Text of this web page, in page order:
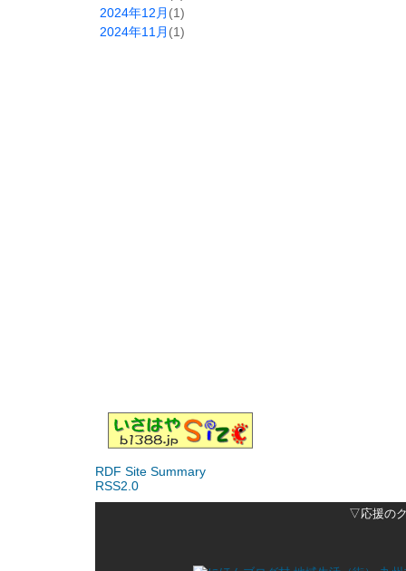
2024年12月 (1)
2024年11月 (1)
RDF Site Summary
RSS2.0
▽応援の